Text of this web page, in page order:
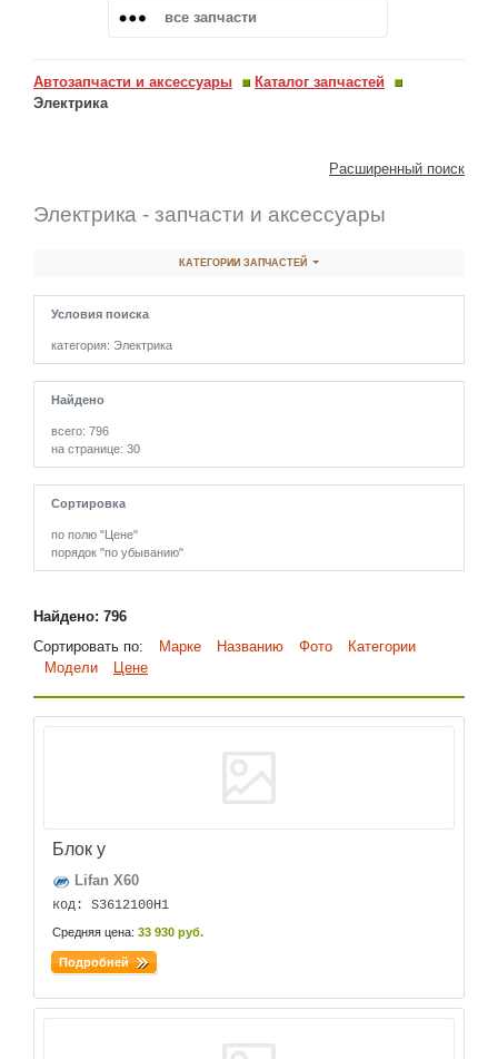
все запчасти
Автозапчасти и аксессуары
Каталог запчастей
Электрика
Расширенный поиск
Электрика - запчасти и аксессуары
КАТЕГОРИИ ЗАПЧАСТЕЙ
Условия поиска
категория: Электрика
Найдено
всего: 796
на странице: 30
Сортировка
по полю "Цене"
порядок "по убыванию"
Найдено: 796
Сортировать по:
Марке Названию Фото
Категории
Модели
Цене
Блок у
Lifan X60
код: S3612100H1
Средняя цена: 33 930 руб.
Подробней